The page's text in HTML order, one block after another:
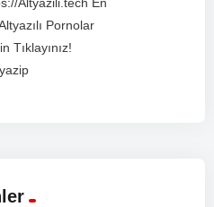
Altyazili.tech En
Pornolar
Tıklayınız!